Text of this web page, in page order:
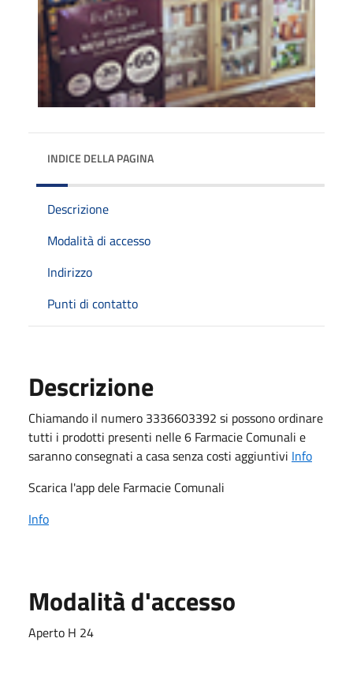
INDICE DELLA PAGINA
Descrizione
Modalità di accesso
Indirizzo
Punti di contatto
Descrizione
Chiamando il numero 3336603392 si possono ordinare
tutti i prodotti presenti nelle 6 Farmacie Comunali e
saranno consegnati a casa senza costi aggiuntivi Info
Scarica l'app dele Farmacie Comunali
Info
Modalità d'accesso
Aperto H 24